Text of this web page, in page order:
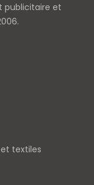
publicitaire et
textiles